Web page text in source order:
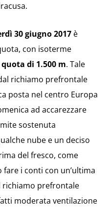
30 giugno 2017 è
con isoterme
quota di 1.500 m. Tale
richiamo prefrontale
posta nel centro Europa
ad accarezzare
sostenuta
nube e un deciso
del fresco, come
i conti con un’ultima
richiamo prefrontale
moderata ventilazione